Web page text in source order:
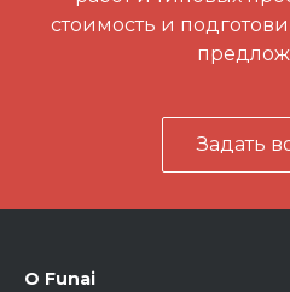
стоимость и
Задать
О Funai